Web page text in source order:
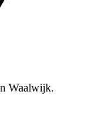
Waalwijk.